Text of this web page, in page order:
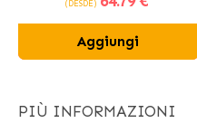
(DESDE)
Aggiungi
PIÙ INFORMAZIONI